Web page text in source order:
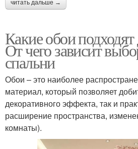
читать дальше →
Какие обои
От чего зависит
спальни
Обои – это наиболее
материал, который позволяет
декоративного эффекта, так и
расширение пространства,
комнаты).